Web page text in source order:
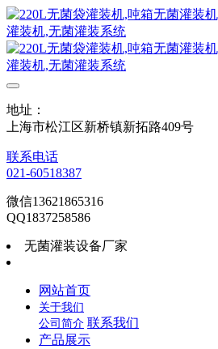
地址：
上海市松江区新桥镇新拓路409号
联系电话
021-60518387
微信13621865316
QQ1837258586
无菌灌装设备厂家
网站首页
关于我们
公司简介 联系我们
产品展示